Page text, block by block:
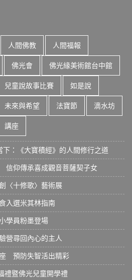
人間佛教 人間福報
佛光會 佛光緣美術館台中館
兒童說故事比賽 如是說
未來與希望 法寶節 滴水坊
講座
：《大寶積經》的人間修行之道
信仰傳承喜成觀音菩薩契子女
〈十修歌〉藝術展
入選米其林指南
學員粉墨登場
營尋回內心的主人
預防失智活出精彩
禮暨佛光兒童開學禮